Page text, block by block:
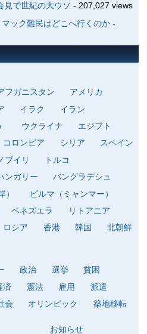
見で世紀の大ウソ - 207,027 views
ック難民はどこへ行くのか-
フガニスタン
アメリカ
イラク
イラン
ウクライナ
エジプト
コロンビア シリア
スペイン
ブイリ
トルコ
ンガリー
バングラデシュ
）
ビルマ（ミャンマー）
ベネズエラ
リトアニア
ロシア 香港 韓国 北朝鮮
政治 選挙
貧困
済 憲法 雇用
派遣
会 オリンピック 築地移転
お知らせ